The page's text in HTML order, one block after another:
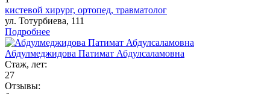
кистевой хирург, ортопед, травматолог
ул. Тотурбиева, 111
Подробнее
Абдулмеджидова Патимат Абдулсаламовна
Стаж, лет:
27
Отзывы: